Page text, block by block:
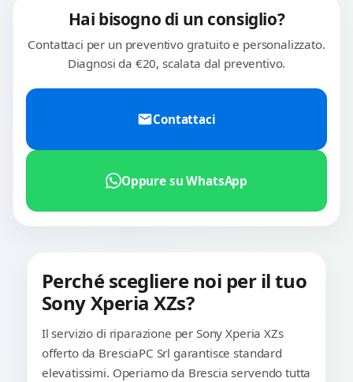
Hai bisogno di un consiglio?
Contattaci per un preventivo gratuito e personalizzato.
Diagnosi da €20, scalata dal preventivo.
Contattaci
Oppure su WhatsApp
Perché scegliere noi per il tuo
Sony Xperia XZs?
Il servizio di riparazione per Sony Xperia XZs
offerto da BresciaPC Srl garantisce standard
elevatissimi. Operiamo da Brescia servendo tutta